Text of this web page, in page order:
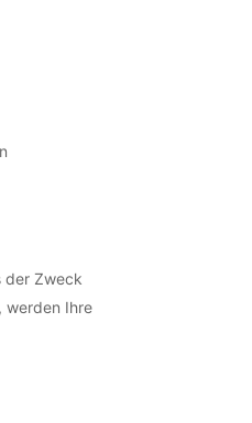
der Zweck
werden Ihre